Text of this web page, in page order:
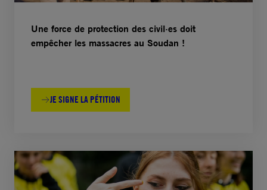
Une force de protection des civil·es doit
empêcher les massacres au Soudan !
JE SIGNE LA PÉTITION